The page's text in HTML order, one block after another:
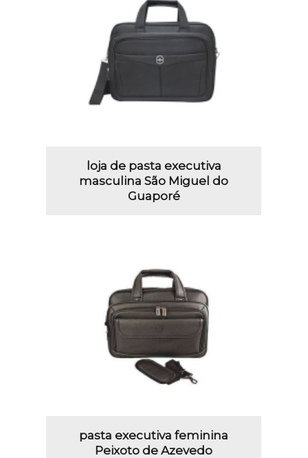
loja de pasta executiva
masculina São Miguel do
Guaporé
pasta executiva feminina
Peixoto de Azevedo